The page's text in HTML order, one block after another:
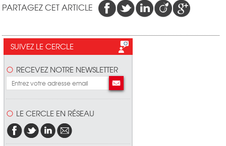
PARTAGEZ CET ARTICLE
SUIVEZ LE CERCLE
RECEVEZ NOTRE NEWSLETTER
LE CERCLE EN RÉSEAU